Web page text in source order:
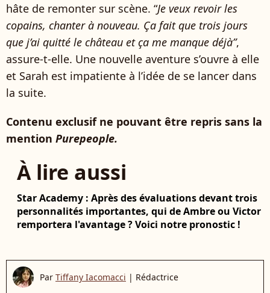
hâte de remonter sur scène. “Je veux revoir les
copains, chanter à nouveau. Ça fait que trois jours
que j’ai quitté le château et ça me manque déjà”,
assure-t-elle. Une nouvelle aventure s’ouvre à elle
et Sarah est impatiente à l’idée de se lancer dans
la suite.
Contenu exclusif ne pouvant être repris sans la
mention Purepeople.
À lire aussi
Star Academy : Après des évaluations devant trois
personnalités importantes, qui de Ambre ou Victor
remportera l'avantage ? Voici notre pronostic !
Par Tiffany Iacomacci | Rédactrice